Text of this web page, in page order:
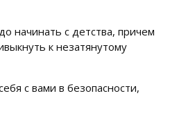
начинать с детства, причем
к незатянутому
с вами в безопасности,